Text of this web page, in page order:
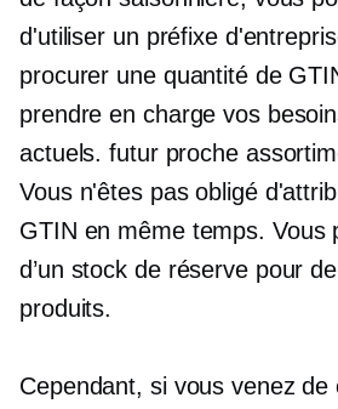
d'utiliser un préfixe
procurer une quantité de
prendre en charge vos
actuels.futur proche
Vous n'êtes pas obligé
GTIN en même temps. Vous
d’un stock de réserve pour
produits.
Cependant, si vous venez